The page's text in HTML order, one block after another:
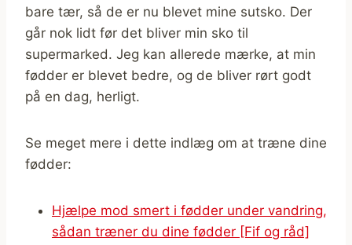
bare tær, så de er nu blevet mine sutsko. Der
går nok lidt før det bliver min sko til
supermarked. Jeg kan allerede mærke, at min
fødder er blevet bedre, og de bliver rørt godt
på en dag, herligt.
Se meget mere i dette indlæg om at træne dine
fødder:
Hjælpe mod smert i fødder under vandring,
sådan træner du dine fødder [Fif og råd]